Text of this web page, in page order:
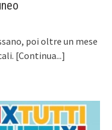
poi oltre un mese
[Continua...]